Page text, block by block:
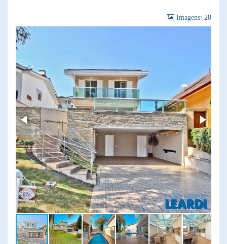
Imagens: 28